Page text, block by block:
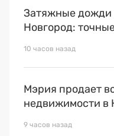
Затяжные
Новгород:
10 часов назад
Мэрия продает
недвижимости в
9 часов назад